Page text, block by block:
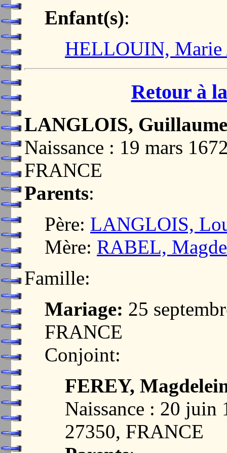
Enfant(s):
HELLOUIN, Marie
Retour à
LANGLOIS, Guillaume
Naissance : 19 mars
FRANCE
Parents:
Père: LANGLOIS,
Mère: RABEL,
Famille:
Mariage: 25
FRANCE
Conjoint:
FEREY,
Naissance : 20
27350, FRANCE